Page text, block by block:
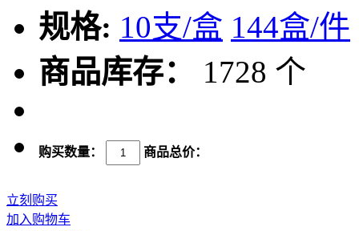
规格: 10支/盒 144盒/件
商品库存：
1728 个
购买数量： 商品总价：
立刻购买
加入购物车